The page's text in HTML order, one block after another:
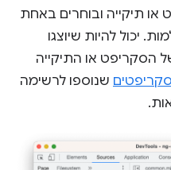
או תיקייה ובוחרים באחת
יכול להיות שיוצגו
הסקריפט או התיקייה
שנוספו לרשימה